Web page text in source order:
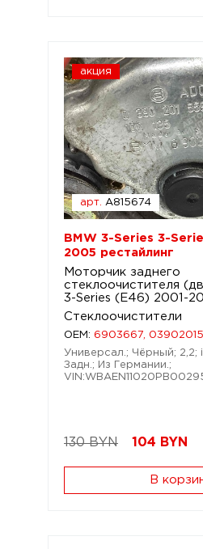
акция
арт. A815674
BMW 3-Series 3-
2005 рестайлинг
Моторчик заднего
стеклоочистителя
3-Series (E46) 2001-
Стеклоочистители
OEM: 6903667,
Универсал.; Чёрный; 2,2;
Задн.; Из Германии.;
130 BYN 104 BYN
В